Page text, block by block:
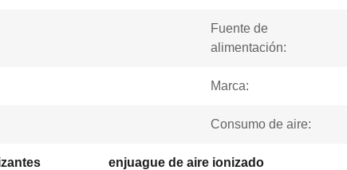
Fuente de
alimentación:
Marca:
Consumo de aire:
enjuague de aire ionizado